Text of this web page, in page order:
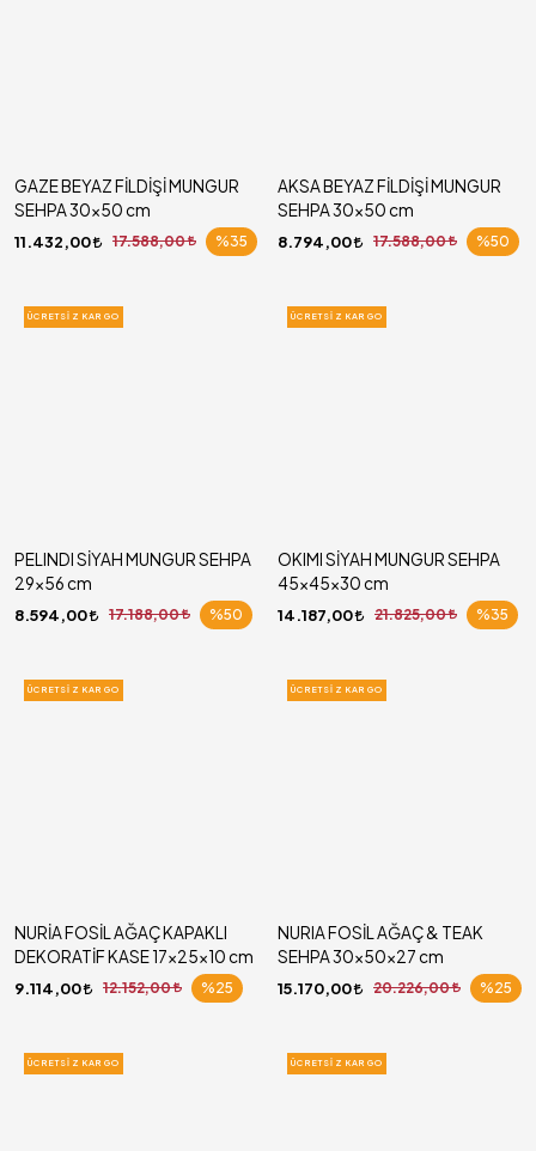
GAZE BEYAZ FİLDİŞİ MUNGUR
SEHPA 30x50 cm
11.432,00 17.588,00 %35
AKSA BEYAZ FİLDİŞİ MUNGUR
SEHPA 30x50 cm
8.794,00 17.588,00 %50
ÜCRETSIZ KARGO
PELINDI SİYAH MUNGUR SEHPA
29x56 cm
8.594,00 17.188,00 %50
ÜCRETSIZ KARGO
OKIMI SİYAH MUNGUR SEHPA
45x45x30 cm
14.187,00 21.825,00 %35
ÜCRETSIZ KARGO
NURİA FOSİL AĞAÇ KAPAKLI
DEKORATİF KASE 17x25x10 cm
9.114,00 12.152,00 %25
ÜCRETSIZ KARGO
NURIA FOSİL AĞAÇ & TEAK
SEHPA 30x50x27 cm
15.170,00 20.226,00 %25
ÜCRETSIZ KARGO ÜCRETSIZ KARGO